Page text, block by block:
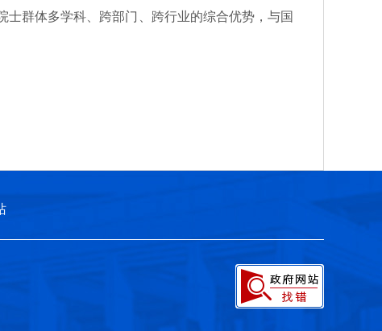
士群体多学科、跨部门、跨行业的综合优势，与国